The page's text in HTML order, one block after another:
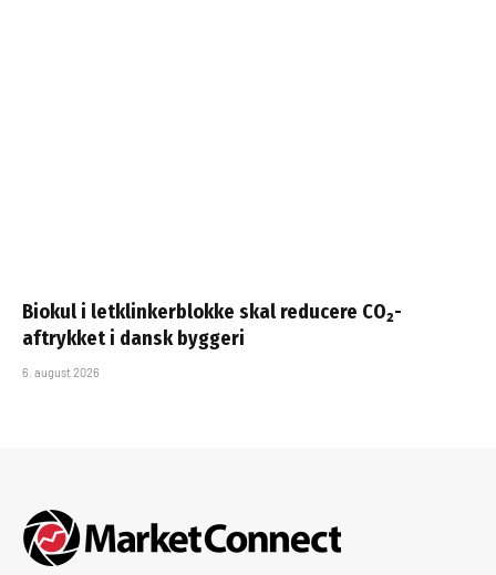
Biokul i letklinkerblokke skal reducere CO₂-
aftrykket i dansk byggeri
6. august 2026